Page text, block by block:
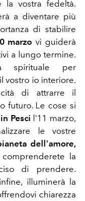
la vostra fedeltà.
a diventare più
di stabilire
marzovi guiderà
a lungo termine.
spirituale per
vostro io interiore.
di attrarre il
futuro. Le cose si
Pesci l'11 marzo,
le vostre
dell'amore,
comprenderete la
di prendere.
illuminerà la
chiarezza